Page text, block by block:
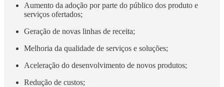
Aumento da adoção por parte do público dos produto e
serviços ofertados;
Geração de novas linhas de receita;
Melhoria da qualidade de serviços e soluções;
Aceleração do desenvolvimento de novos produtos;
Redução de custos;